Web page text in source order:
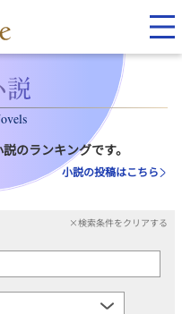
のランキングです。
小説の投稿はこちら
×検索条件をクリアする